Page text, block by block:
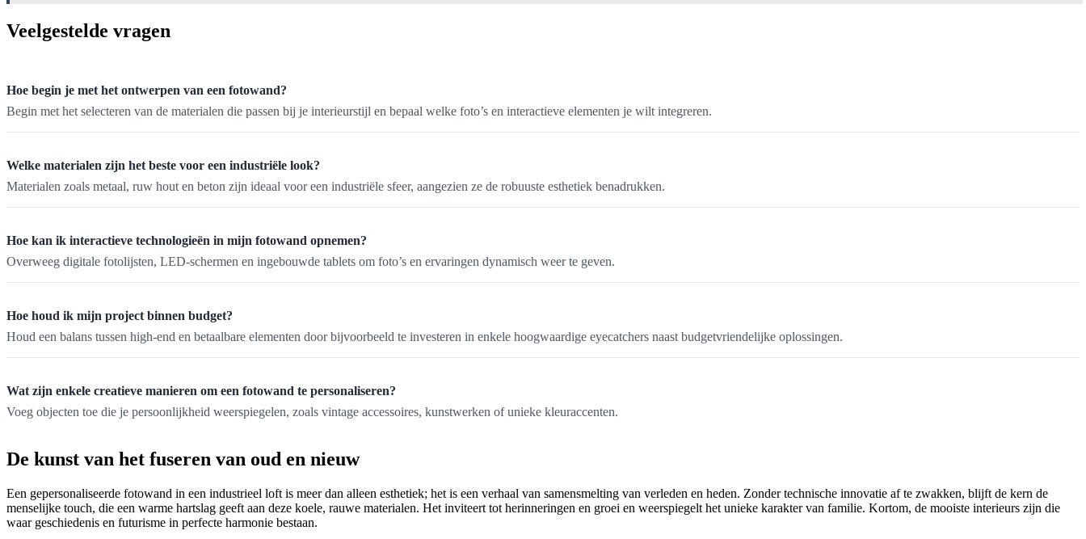
Veelgestelde vragen
Hoe begin je met het ontwerpen van een fotowand?
Begin met het selecteren van de materialen die passen bij je interieurstijl en bepaal welke foto’s en interactieve elementen je wilt integreren.
Welke materialen zijn het beste voor een industriële look?
Materialen zoals metaal, ruw hout en beton zijn ideaal voor een industriële sfeer, aangezien ze de robuuste esthetiek benadrukken.
Hoe kan ik interactieve technologieën in mijn fotowand opnemen?
Overweeg digitale fotolijsten, LED-schermen en ingebouwde tablets om foto’s en ervaringen dynamisch weer te geven.
Hoe houd ik mijn project binnen budget?
Houd een balans tussen high-end en betaalbare elementen door bijvoorbeeld te investeren in enkele hoogwaardige eyecatchers naast budgetvriendelijke oplossingen.
Wat zijn enkele creatieve manieren om een fotowand te personaliseren?
Voeg objecten toe die je persoonlijkheid weerspiegelen, zoals vintage accessoires, kunstwerken of unieke kleuraccenten.
De kunst van het fuseren van oud en nieuw
Een gepersonaliseerde fotowand in een industrieel loft is meer dan alleen esthetiek; het is een verhaal van samensmelting van verleden en heden. Zonder technische innovatie af te zwakken, blijft de kern de
menselijke touch, die een warme hartslag geeft aan deze koele, rauwe materialen. Het inviteert tot herinneringen en groei en weerspiegelt het unieke karakter van familie. Kortom, de mooiste interieurs zijn die
waar geschiedenis en futurisme in perfecte harmonie bestaan.